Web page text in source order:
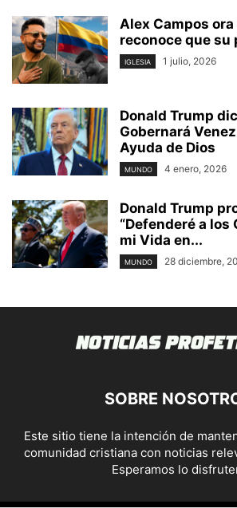
Alex Campos
reconoce que su
IGLESIA 1 julio, 2026
Donald Trump
Gobernará
Ayuda de Dios
MUNDO 4 enero, 2026
Donald Trump
“Defenderé a
mi Vida en...
MUNDO 28 diciembre,
SOBRE
Este sitio tiene la intención de
comunidad cristiana con noticias
Esperamos lo